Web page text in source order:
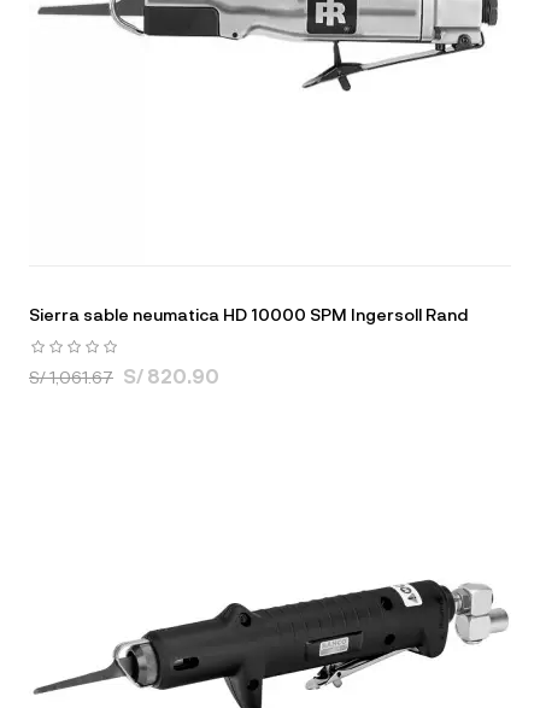
Sierra sable neumatica HD 10000 SPM Ingersoll Rand
S/ 1,061.67 S/ 820.90